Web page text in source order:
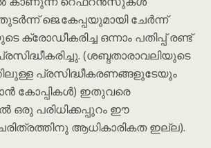
ജെ.കേപ്പയുമായി ചേര്‍ന്ന്
ക്രോഡീകരിച്ച ഒന്നാം പതിപ്പ് രണ്ട്
(ശബ്ദതാരാവലിയുടെ
പ്രസിദ്ധീകരണങ്ങളുടേയും
കോപ്പികൾ) ഇതുവരെ
ഒരു പരിധിക്കപ്പുറം ഈ
ആധികാരികത ഇല്ല).